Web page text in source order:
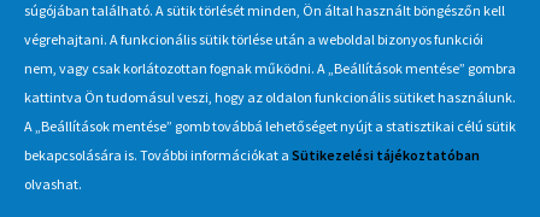
Hírlevél
Iratkozzon fel Beszerzés Hírlevél szolgáltatásunkra, hogy értesüljön
a MÁV-csoport által indított új beszerzési eljárásokról, anyag,
eszközértékesítési akciókról.
Érdekel
súgójában található. A sütik törlését minden, Ön által használt böngészőn kell
végrehajtani. A funkcionális sütik törlése után a weboldal bizonyos funkciói
nem, vagy csak korlátozottan fognak működni. A „Beállítások mentése” gombra
kattintva Ön tudomásul veszi, hogy az oldalon funkcionális sütiket használunk.
A „Beállítások mentése” gomb továbbá lehetőséget nyújt a statisztikai célú sütik
bekapcsolására is. További információkat a Sütikezelési tájékoztatóban
olvashat.